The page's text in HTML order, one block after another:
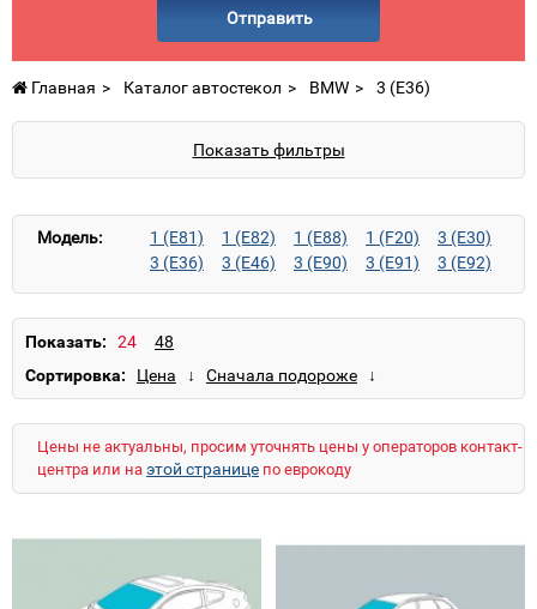
Отправить
Главная Каталог автостекол BMW 3 (E36)
Показать фильтры
Модель: 1 (E81) 1 (E82) 1 (E88) 1 (F20)
3 (E30)
3 (E36)
3 (E46) 3 (E90) 3 (E91)
3 (E92)
5 (E60)
M3 (E36)
M3 (E46) M3 (E90)
X4 (F26)
X5 (E53) X5 (E70)
X5 M (E70)
X6 (E71) X6 (F16)
X6 M (E71)
Показать:
Сортировка:
Цены не актуальны, просим уточнять цены у операторов контакт-
центра или на этой странице по еврокоду